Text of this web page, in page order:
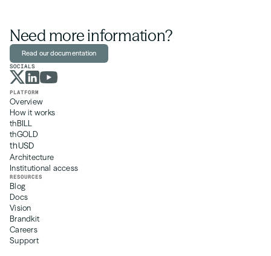
Need more information?
Read our documentation
SOCIALS
PLATFORM
Overview
How it works
thBILL
thGOLD
thUSD
Architecture
Institutional access
RESOURCES
Blog
Docs
Vision
Brandkit
Careers
Support